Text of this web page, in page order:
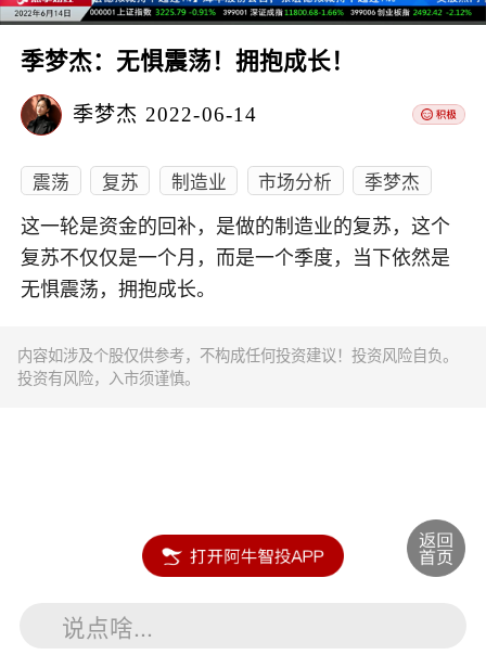
季梦杰：无惧震荡！拥抱成长！
季梦杰 2022-06-14
震荡 复苏 制造业 市场分析 季梦杰
这一轮是资金的回补，是做的制造业的复苏，这个
复苏不仅仅是一个月，而是一个季度，当下依然是
无惧震荡，拥抱成长。
内容如涉及个股仅供参考，不构成任何投资建议！投资风险自负。
投资有风险，入市须谨慎。
说点啥...